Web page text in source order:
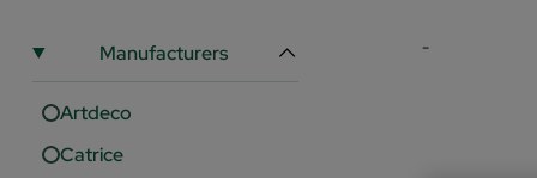
Manufacturers
Artdeco
Catrice
-